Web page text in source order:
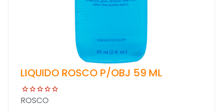
LIQUIDO ROSCO P/OBJ 59 ML
ROSCO